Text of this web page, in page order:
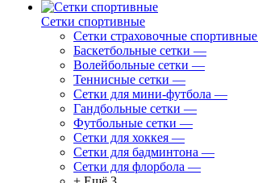
Сетки спортивные
Сетки страховочные спортивные
Баскетбольные сетки —
Волейбольные сетки —
Теннисные сетки —
Сетки для мини-футбола —
Гандбольные сетки —
Футбольные сетки —
Сетки для хоккея —
Сетки для бадминтона —
Сетки для флорбола —